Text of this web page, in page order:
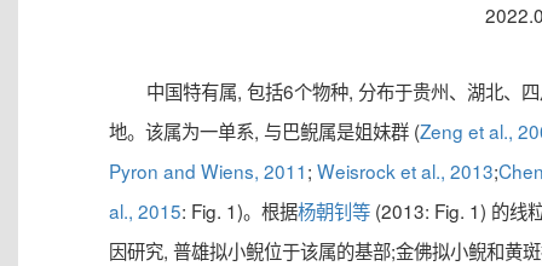
中国特有属, 包括6个物种, 分布于贵州、湖北、
地。该属为一单系, 与巴鲵属是姐妹群 (Zeng et al.,
Pyron and Wiens, 2011; Weisrock et al., 2013;
al., 2015: Fig. 1)。根据杨朝钊等 (2013: Fig. 1) 的线
因研究, 普雄拟小鲵位于该属的基部;金佛拟小鲵和黄